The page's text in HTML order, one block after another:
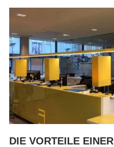
DIE VORTEILE EINER